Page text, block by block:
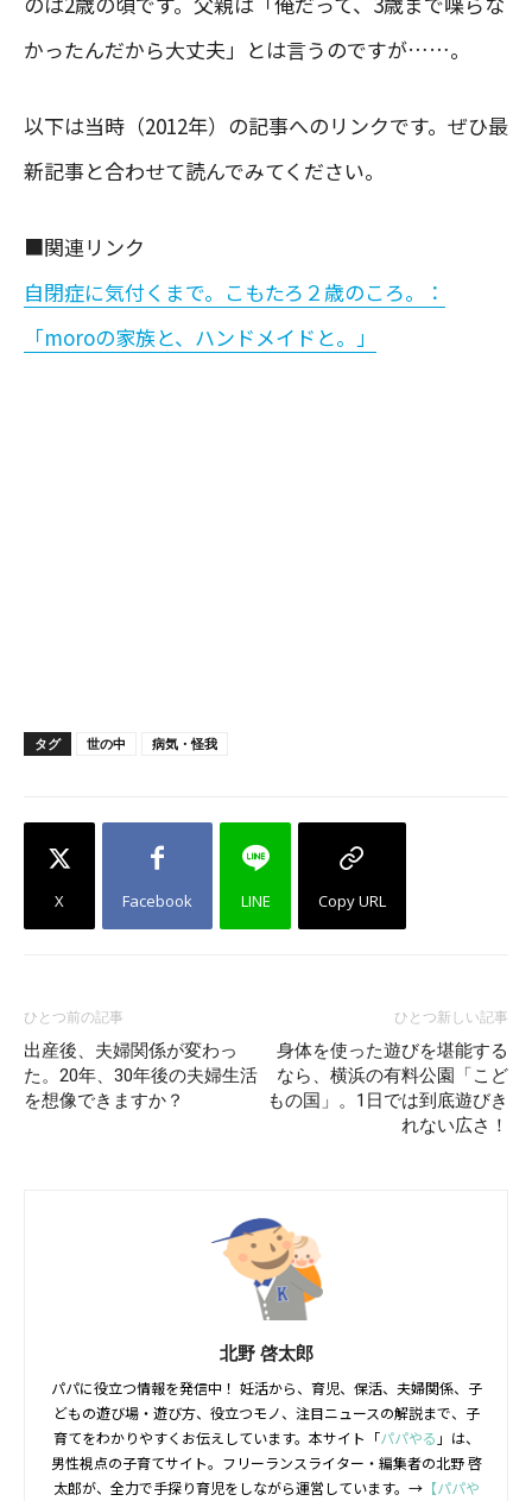
かったんだから大丈夫」とは言うのですが……。
以下は当時（2012年）の記事へのリンクです。ぜひ最
新記事と合わせて読んでみてください。
■関連リンク
自閉症に気付くまで。こもたろ２歳のころ。：
「moroの家族と、ハンドメイドと。」
タグ 世の中 病気・怪我
X Facebook LINE Copy URL
ひとつ前の記事
出産後、夫婦関係が変わっ
た。20年、30年後の夫婦生活
を想像できますか？
ひとつ新しい記事
身体を使った遊びを堪能する
なら、横浜の有料公園「こど
もの国」。1日では到底遊びき
れない広さ！
北野 啓太郎
パパに役立つ情報を発信中！ 妊活から、育児、保活、夫婦関係、子
どもの遊び場・遊び方、役立つモノ、注目ニュースの解説まで、子
育てをわかりやすくお伝えしています。本サイト「パパやる 」は、
男性視点の子育てサイト。フリーランスライター・編集者の北野 啓
太郎が、全力で手探り育児をしながら運営しています。→【パパや